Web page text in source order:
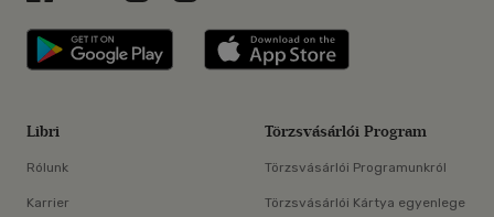
Libri applikáció Szerezd meg: Google
Libri
Rólunk
Karrier
Törzsvásárlói Program
Törzsvásárlói Programunkról
Törzsvásárlói Kártya egyenlege